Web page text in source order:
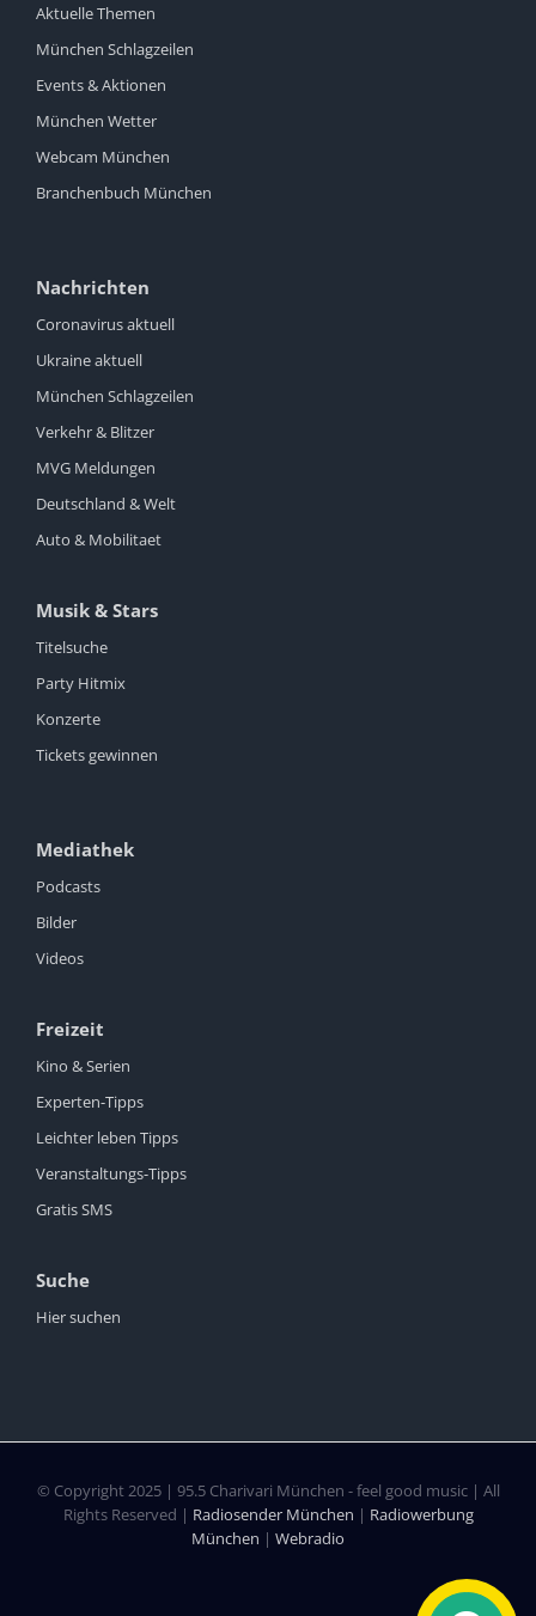
Aktuelle Themen
München Schlagzeilen
Events & Aktionen
München Wetter
Webcam München
Branchenbuch München
Nachrichten
Coronavirus aktuell
Ukraine aktuell
München Schlagzeilen
Verkehr & Blitzer
MVG Meldungen
Deutschland & Welt
Auto & Mobilitaet
Musik & Stars
Titelsuche
Party Hitmix
Konzerte
Tickets gewinnen
Mediathek
Podcasts
Bilder
Videos
Freizeit
Kino & Serien
Experten-Tipps
Leichter leben Tipps
Veranstaltungs-Tipps
Gratis SMS
Suche
Hier suchen
© Copyright 2025 | 95.5 Charivari München - feel good music | All
Rights Reserved | Radiosender München | Radiowerbung
München | Webradio